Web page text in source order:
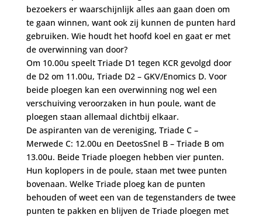
bezoekers er waarschijnlijk alles aan gaan doen om
te gaan winnen, want ook zij kunnen de punten hard
gebruiken. Wie houdt het hoofd koel en gaat er met
de overwinning van door?
Om 10.00u speelt Triade D1 tegen KCR gevolgd door
de D2 om 11.00u, Triade D2 – GKV/Enomics D. Voor
beide ploegen kan een overwinning nog wel een
verschuiving veroorzaken in hun poule, want de
ploegen staan allemaal dichtbij elkaar.
De aspiranten van de vereniging, Triade C –
Merwede C: 12.00u en DeetosSnel B – Triade B om
13.00u. Beide Triade ploegen hebben vier punten.
Hun koplopers in de poule, staan met twee punten
bovenaan. Welke Triade ploeg kan de punten
behouden of weet een van de tegenstanders de twee
punten te pakken en blijven de Triade ploegen met